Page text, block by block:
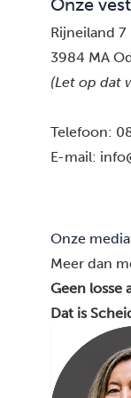
Onze
Rijneiland 7
3984 MA
(Let op dat
Telefoon:
E-mail:
Onze
Meer dan
Geen losse
Dat is